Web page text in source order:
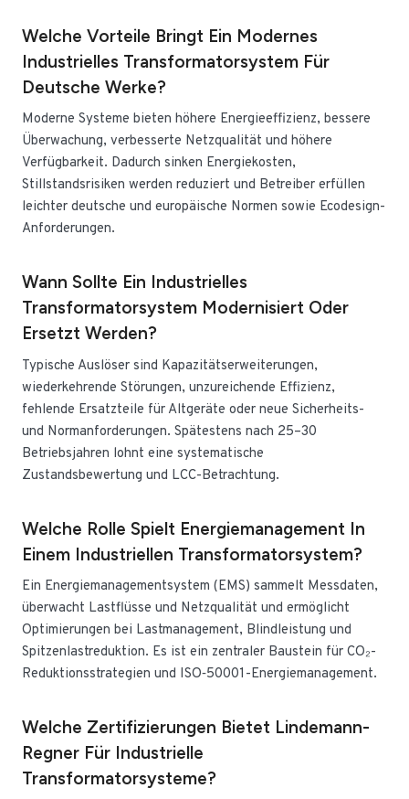
Welche Vorteile Bringt Ein Modernes
Industrielles Transformatorsystem Für
Deutsche Werke?
Moderne Systeme bieten höhere Energieeffizienz, bessere
Überwachung, verbesserte Netzqualität und höhere
Verfügbarkeit. Dadurch sinken Energiekosten,
Stillstandsrisiken werden reduziert und Betreiber erfüllen
leichter deutsche und europäische Normen sowie Ecodesign-
Anforderungen.
Wann Sollte Ein Industrielles
Transformatorsystem Modernisiert Oder
Ersetzt Werden?
Typische Auslöser sind Kapazitätserweiterungen,
wiederkehrende Störungen, unzureichende Effizienz,
fehlende Ersatzteile für Altgeräte oder neue Sicherheits-
und Normanforderungen. Spätestens nach 25–30
Betriebsjahren lohnt eine systematische
Zustandsbewertung und LCC-Betrachtung.
Welche Rolle Spielt Energiemanagement In
Einem Industriellen Transformatorsystem?
Ein Energiemanagementsystem (EMS) sammelt Messdaten,
überwacht Lastflüsse und Netzqualität und ermöglicht
Optimierungen bei Lastmanagement, Blindleistung und
Spitzenlastreduktion. Es ist ein zentraler Baustein für CO₂-
Reduktionsstrategien und ISO‑50001-Energiemanagement.
Welche Zertifizierungen Bietet Lindemann-
Regner Für Industrielle
Transformatorsysteme?